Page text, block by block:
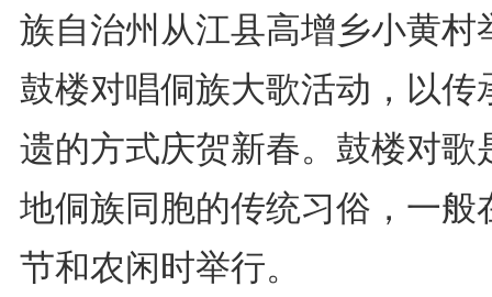
族自治州从江县高增乡小黄村
鼓楼对唱侗族大歌活动，以传
遗的方式庆贺新春。鼓楼对歌
地侗族同胞的传统习俗，一般
节和农闲时举行。